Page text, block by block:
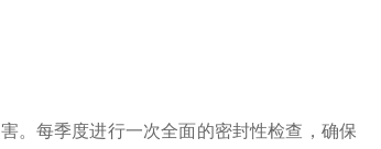
每季度进行一次全面的密封性检查，确保